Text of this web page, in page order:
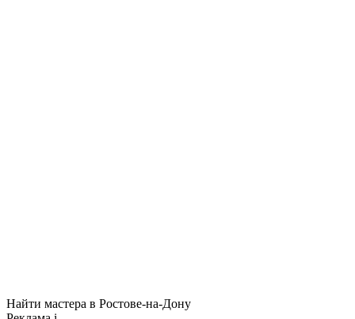
Найти мастера в Ростове-на-Дону